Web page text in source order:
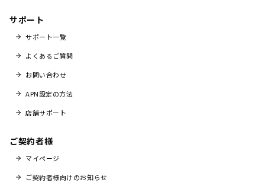
サポート
サポート一覧
よくあるご質問
お問い合わせ
APN設定の方法
店舗サポート
ご契約者様
マイページ
ご契約者様向けのお知らせ